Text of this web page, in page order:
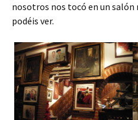
nosotros nos tocó en un
podéis ver.